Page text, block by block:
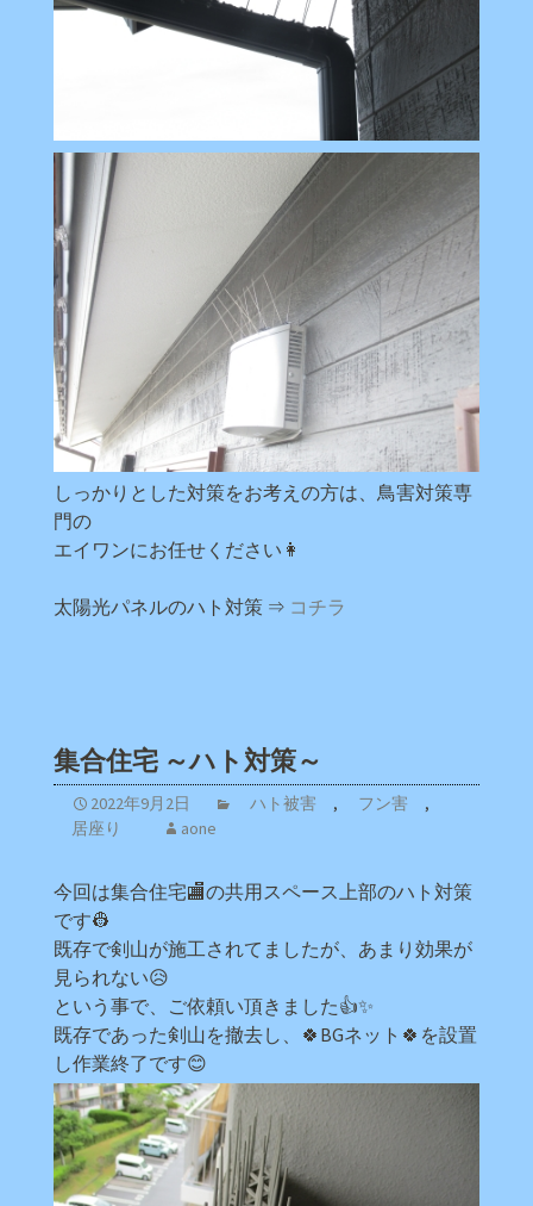
しっかりとした対策をお考えの方は、鳥害対策専
門の
エイワンにお任せください👩
太陽光パネルのハト対策 ⇒ コチラ
集合住宅 ～ハト対策～
2022年9月2日 ハト被害 , フン害 ,
居座り
aone
今回は集合住宅🏬の共用スペース上部のハト対策
です👷
既存で剣山が施工されてましたが、あまり効果が
見られない😥
という事で、ご依頼い頂きました👍✨
既存であった剣山を撤去し、🍀BGネット🍀を設置
し作業終了です😊